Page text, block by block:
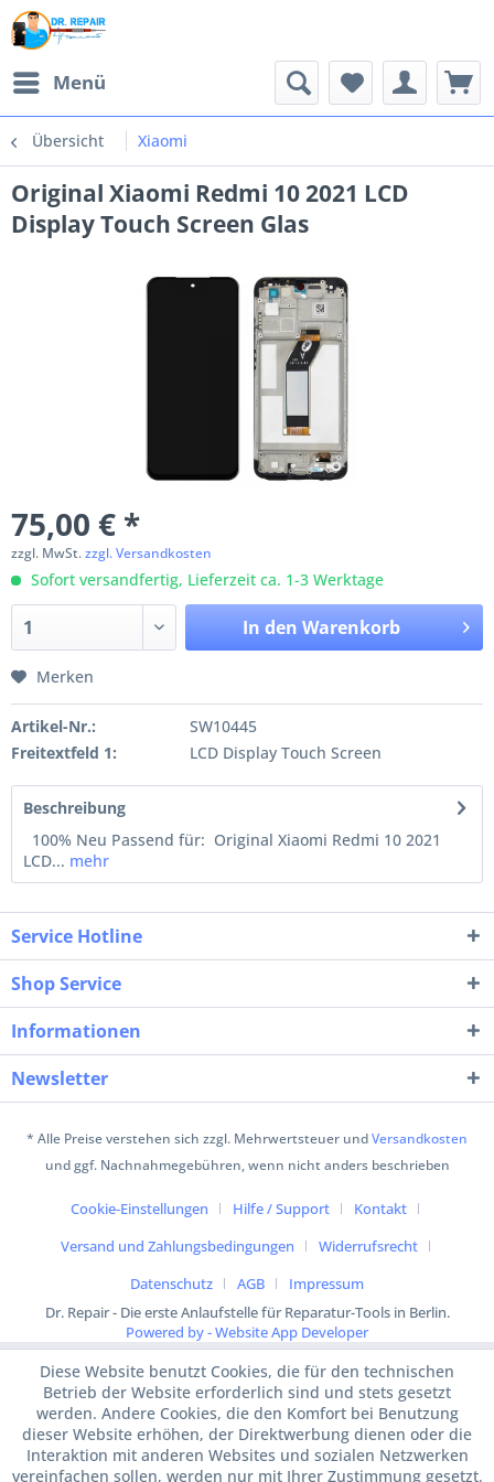
Menü
Übersicht Xiaomi
Original Xiaomi Redmi 10 2021 LCD
Display Touch Screen Glas
75,00 € *
zzgl. MwSt.zzgl. Versandkosten
Sofort versandfertig, Lieferzeit ca. 1-3 Werktage
In den Warenkorb
Merken
Artikel-Nr.:
SW10445
Freitextfeld 1:
LCD Display Touch Screen
Beschreibung
100% Neu Passend für: Original Xiaomi Redmi 10 2021
LCD... mehr
Service Hotline
Shop Service
Informationen
Newsletter
* Alle Preise verstehen sich zzgl. Mehrwertsteuer undVersandkosten
und ggf. Nachnahmegebühren, wenn nicht anders beschrieben
Cookie-Einstellungen Hilfe / Support
Kontakt
Versand und Zahlungsbedingungen
Widerrufsrecht
Datenschutz
AGB
Impressum
Dr. Repair - Die erste Anlaufstelle für Reparatur-Tools in Berlin.
Powered by - Website App Developer
Diese Website benutzt Cookies, die für den technischen
Betrieb der Website erforderlich sind und stets gesetzt
werden. Andere Cookies, die den Komfort bei Benutzung
dieser Website erhöhen, der Direktwerbung dienen oder die
Interaktion mit anderen Websites und sozialen Netzwerken
vereinfachen sollen, werden nur mit Ihrer Zustimmung gesetzt.